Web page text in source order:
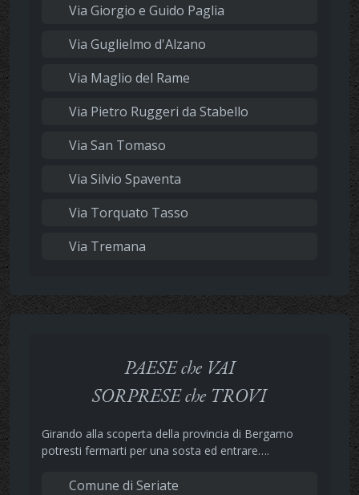
Via Giorgio e Guido Paglia
Via Guglielmo d'Alzano
Via Maglio del Rame
Via Pietro Ruggeri da Stabello
Via San Tomaso
Via Silvio Spaventa
Via Torquato Tasso
Via Tremana
PAESE che VAI
SORPRESE che TROVI
Girando alla scoperta della provincia di Bergamo
potresti fermarti per una sosta ed entrare….
Comune di Seriate